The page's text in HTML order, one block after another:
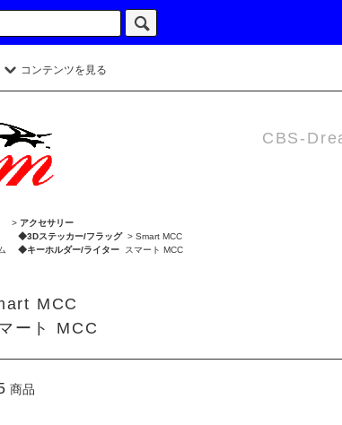
コンテンツを見る
CBS-
> アクセサリー
◆3Dステッカー/フラッグ
◆キーホルダー/ライター
> Smart MCC
スマート MCC
MCC
ート MCC
商品